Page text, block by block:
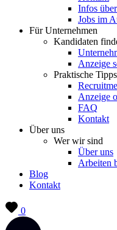
Infos
Jobs im
Für Unternehmen
Kandidaten
Anzeige
Praktische
Anzeige
FAQ
Kontakt
Über uns
Wer wir sind
Über uns
Arbeiten
Blog
Kontakt
0